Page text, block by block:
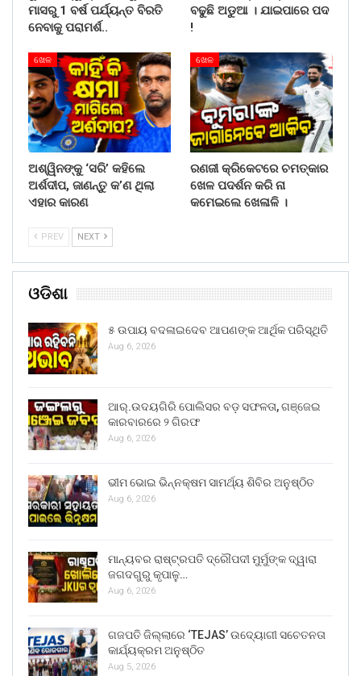
ମାସରୁ 1 ବର୍ଷ ପର୍ଯ୍ୟନ୍ତ ବିରତି
ନେବାକୁ ପରାମର୍ଶ..
ବଢୁଛି ଅଡୁଆ । ଯାଇପାରେ ପଦ
!
ଖେଳ
ଅଶ୍ୱିନଙ୍କୁ ‘ସରି’ କହିଲେ
ଅର୍ଶଦୀପ, ଜାଣନ୍ତୁ କ’ଣ ଥିଲା
ଏହାର କାରଣ
ଖେଳ
ରଣଜୀ କ୍ରିକେଟରେ ଚମତ୍କାର
ଖେଳ ପଦର୍ଶନ କରି ନା
କମେଇଲେ ଖେଳାଳି ।
PREV NEXT
ଓଡିଶା
୫ ଉପାୟ ବଦଳାଇଦେବ ଆପଣଙ୍କ ଆର୍ଥିକ ପରିସ୍ଥିତି
Aug 6, 2026
ଆର୍.ଉଦୟଗିରି ପୋଲିସର ବଡ଼ ସଫଳତା, ଗଞ୍ଜେଇ
କାରବାରରେ ୨ ଗିରଫ
Aug 6, 2026
ଭୀମ ଭୋଇ ଭିନ୍ନକ୍ଷମ ସାମର୍ଥ୍ୟ ଶିବିର ଅନୁଷ୍ଠିତ
Aug 6, 2026
ମାନ୍ୟବର ରାଷ୍ଟ୍ରପତି ଦ୍ରୌପଦୀ ମୁର୍ମୁଙ୍କ ଦ୍ୱାରା
ଜଗଦଗୁରୁ କୃପାଳୁ…
Aug 6, 2026
ଗଜପତି ଜିଲ୍ଲାରେ ‘TEJAS’ ଉଦ୍ୟୋଗୀ ସଚେତନତା
କାର୍ଯ୍ୟକ୍ରମ ଅନୁଷ୍ଠିତ
Aug 5, 2026